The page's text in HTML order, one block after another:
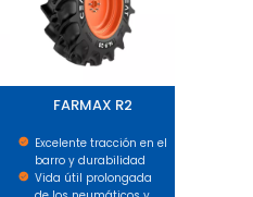
FARMAX R2
Excelente tracción en el
barro y durabilidad
Vida útil prolongada